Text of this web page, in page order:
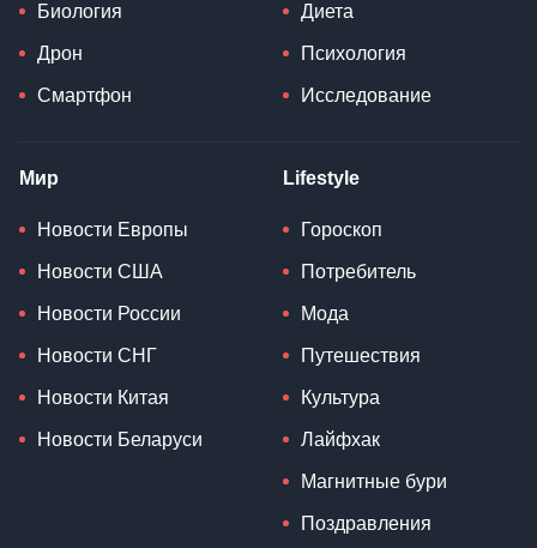
Биология
Дрон
Смартфон
Диета
Психология
Исследование
Мир
Новости Европы
Новости США
Новости России
Новости СНГ
Новости Китая
Новости Беларуси
Lifestyle
Гороскоп
Потребитель
Мода
Путешествия
Культура
Лайфхак
Магнитные бури
Поздравления